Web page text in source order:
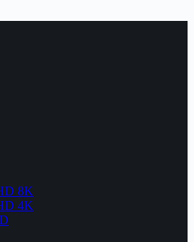
8K
4K